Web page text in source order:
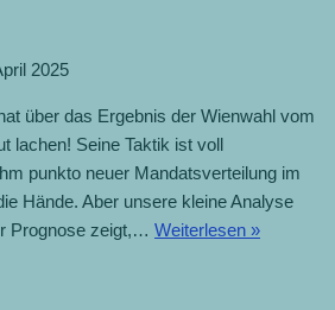
2025
über das Ergebnis der Wienwahl vom
lachen! Seine Taktik ist voll
punkto neuer Mandatsverteilung im
Hände. Aber unsere kleine Analyse
Prognose zeigt,… Weiterlesen »